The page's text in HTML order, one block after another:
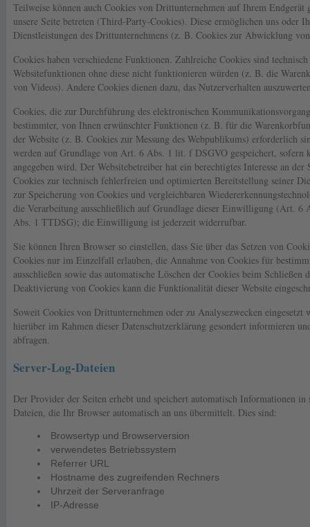
Teilweise können auch Cookies von Drittunternehmen auf Ihrem Endgerät
unsere Seite betreten (Third-Party-Cookies). Diese ermöglichen uns oder
Dienstleistungen des Drittunternehmens (z. B. Cookies zur Abwicklung
Cookies haben verschiedene Funktionen. Zahlreiche Cookies sind
Websitefunktionen ohne diese nicht funktionieren würden (z. B. die
von Videos). Andere Cookies dienen dazu, das Nutzerverhalten
Cookies, die zur Durchführung des elektronischen
bestimmter, von Ihnen erwünschter Funktionen (z. B. für die
der Website (z. B. Cookies zur Messung des Webpublikums) erforderlich
werden auf Grundlage von Art. 6 Abs. 1 lit. f DSGVO gespeichert, sofern
angegeben wird. Der Websitebetreiber hat ein berechtigtes Interesse an
Cookies zur technisch fehlerfreien und optimierten Bereitstellung seiner
zur Speicherung von Cookies und vergleichbaren
die Verarbeitung ausschließlich auf Grundlage dieser Einwilligung (Art. 6
Abs. 1 TTDSG); die Einwilligung ist jederzeit widerrufbar.
Sie können Ihren Browser so einstellen, dass Sie über das Setzen von
Cookies nur im Einzelfall erlauben, die Annahme von Cookies für
ausschließen sowie das automatische Löschen der Cookies beim
Deaktivierung von Cookies kann die Funktionalität dieser Website
Soweit Cookies von Drittunternehmen oder zu Analysezwecken eingesetzt
hierüber im Rahmen dieser Datenschutzerklärung gesondert informieren
abfragen.
Server-Log-Dateien
Der Provider der Seiten erhebt und speichert automatisch Informationen in
Dateien, die Ihr Browser automatisch an uns übermittelt. Dies sind:
Browsertyp und Browserversion
verwendetes Betriebssystem
Referrer URL
Hostname des zugreifenden Rechners
Uhrzeit der Serveranfrage
IP-Adresse